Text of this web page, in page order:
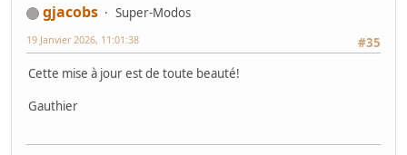
gjacobs
Super-Modos
#35
19 Janvier 2026, 11:01:38
Cette mise à jour est de toute beauté!
Gauthier